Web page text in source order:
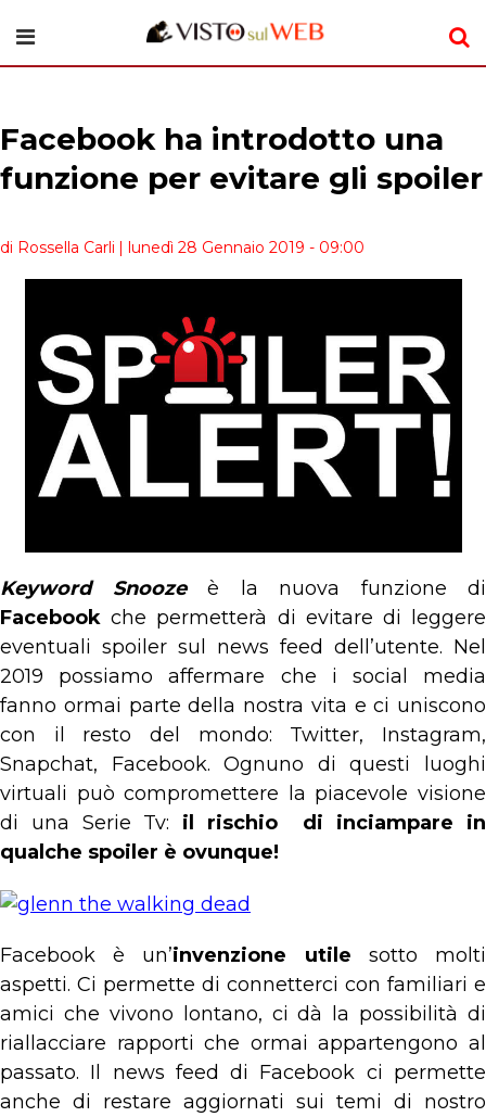
Facebook ha introdotto una
funzione per evitare gli spoiler
di Rossella Carli | lunedì 28 Gennaio 2019 - 09:00
Keyword Snoozeè la nuova funzione di
Facebook che permetterà di evitare di leggere
eventuali spoiler sul news feed dell’utente. Nel
2019 possiamo affermare che i social media
fanno ormai parte della nostra vita e ci uniscono
con il resto del mondo: Twitter, Instagram,
Snapchat, Facebook. Ognuno di questi luoghi
virtuali può compromettere la piacevole visione
di una Serie Tv: il rischio di inciampare in
qualche spoiler è ovunque!
Facebook è un’invenzione utile sotto molti
aspetti. Ci permette di connetterci con familiari e
amici che vivono lontano, ci dà la possibilità di
riallacciare rapporti che ormai appartengono al
passato. Il news feed di Facebook ci permette
anche di restare aggiornati sui temi di nostro